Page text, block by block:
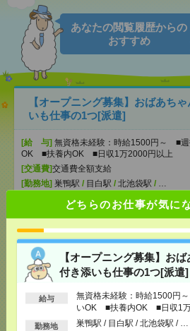
どちらのお仕事が気に
【オープニング募集】お
付き添いも仕事の1つ[派遣]
給与
無資格未経験：時給1500円
いOK ■扶養内OK ■日収1万
以上
勤務地 巣鴨駅 / 目白駅 / 北池袋駅 / …
あなたの閲覧履歴からの
おすすめ
【オープニング募集】おばあち
いも仕事の1つ[派遣]
[給 与] 無資格未経験：時給1500円～ ■
OK ■扶養内OK ■日収1万2000円以上
[交通費]交通費全額支給
[勤務地] 巣鴨駅 / 目白駅 / 北池袋駅 / …
説明会参加で全員に【現金2千円
活のお手伝い[派遣]
[給 与]
無資格未経験：時給1500円～ ■
OK ■扶養内OK ■日収1万2000円以上
[勤務地]錦糸町駅/とうきょうスカイツリー